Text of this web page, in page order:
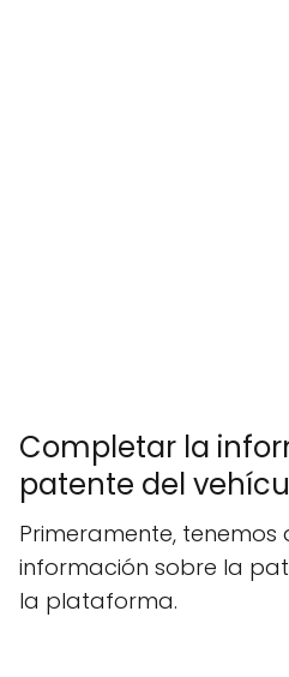
Completar la
patente del
Primeramente,
información sobre la
la plataforma.